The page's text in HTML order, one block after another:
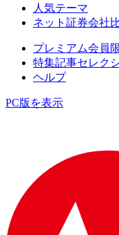
人気テーマ
ネット証券会社
プレミアム会員
特集記事セレク
ヘルプ
PC版を表示